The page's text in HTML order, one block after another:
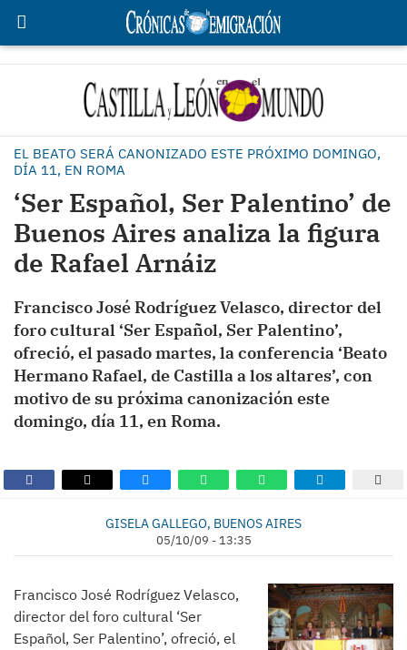
EL BEATO SERÁ CANONIZADO ESTE PRÓXIMO DOMINGO,
DÍA 11, EN ROMA
‘Ser Español, Ser Palentino’ de
Buenos Aires analiza la figura
de Rafael Arnáiz
Francisco José Rodríguez Velasco, director del
foro cultural ‘Ser Español, Ser Palentino’,
ofreció, el pasado martes, la conferencia ‘Beato
Hermano Rafael, de Castilla a los altares’, con
motivo de su próxima canonización este
domingo, día 11, en Roma.
GISELA GALLEGO, BUENOS AIRES
05/10/09 - 13:35
Francisco José Rodríguez Velasco,
director del foro cultural ‘Ser
Español, Ser Palentino’, ofreció, el